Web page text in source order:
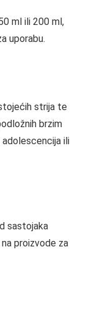
ml ili 200 ml,
uporabu.
strija te
brzim
ili
sastojaka
proizvode za